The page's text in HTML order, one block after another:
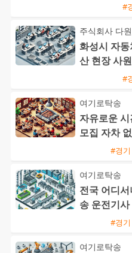
#
주식회사 다
화성시 자
산 현장 사
#
여기로탁송
자유로운
모집 자차
#경
여기로탁송
전국 어디
송 운전기
#경
여기로탁송